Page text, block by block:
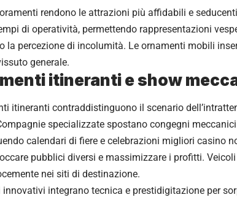
rendono le attrazioni più affidabili e
di operatività, permettendo rappresentazioni
la percezione di incolumità. Le ornamenti mobili
generale.
itineranti e show
itineranti contraddistinguono il scenario
specializzate spostano congegni
calendari di fiere e celebrazioni migliori casino
pubblici diversi e massimizzare i profitti.
nei siti di destinazione.
innovativi integrano tecnica e prestidigitazione per